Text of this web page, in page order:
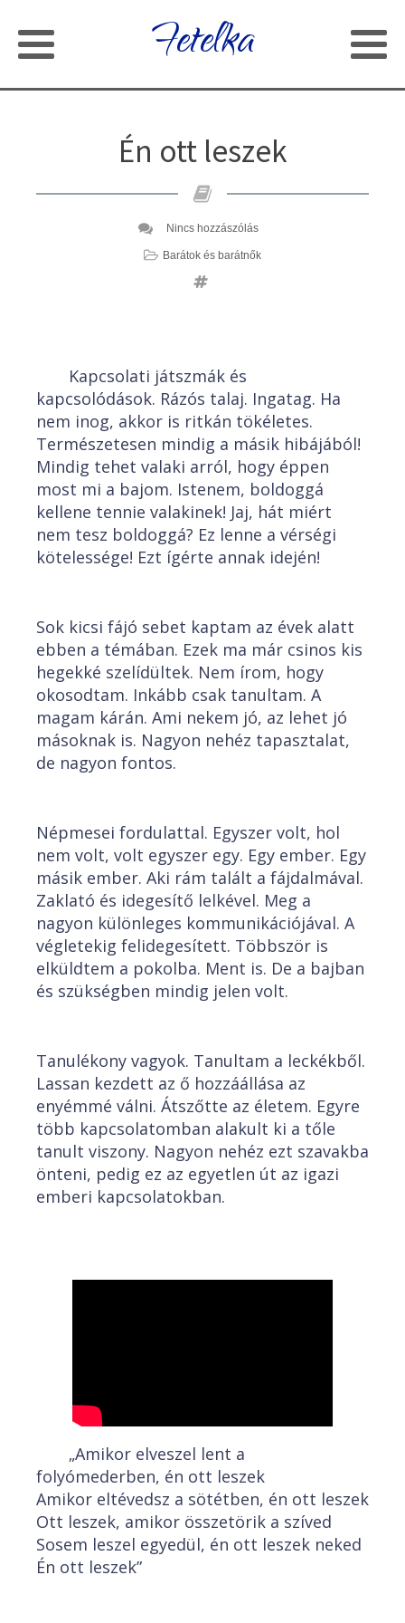
Fetelka
Én ott leszek
Nincs hozzászólás
Barátok és barátnők
Kapcsolati játszmák és
kapcsolódások. Rázós talaj. Ingatag. Ha
nem inog, akkor is ritkán tökéletes.
Természetesen mindig a másik hibájából!
Mindig tehet valaki arról, hogy éppen
most mi a bajom. Istenem, boldoggá
kellene tennie valakinek! Jaj, hát miért
nem tesz boldoggá? Ez lenne a vérségi
kötelessége! Ezt ígérte annak idején!
Sok kicsi fájó sebet kaptam az évek alatt
ebben a témában. Ezek ma már csinos kis
hegekké szelídültek. Nem írom, hogy
okosodtam. Inkább csak tanultam. A
magam kárán. Ami nekem jó, az lehet jó
másoknak is. Nagyon nehéz tapasztalat,
de nagyon fontos.
Népmesei fordulattal. Egyszer volt, hol
nem volt, volt egyszer egy. Egy ember. Egy
másik ember. Aki rám talált a fájdalmával.
Zaklató és idegesítő lelkével. Meg a
nagyon különleges kommunikációjával. A
végletekig felidegesített. Többször is
elküldtem a pokolba. Ment is. De a bajban
és szükségben mindig jelen volt.
Tanulékony vagyok. Tanultam a leckékből.
Lassan kezdett az ő hozzáállása az
enyémmé válni. Átszőtte az életem. Egyre
több kapcsolatomban alakult ki a tőle
tanult viszony. Nagyon nehéz ezt szavakba
önteni, pedig ez az egyetlen út az igazi
emberi kapcsolatokban.
„Amikor elveszel lent a
folyómederben, én ott leszek
Amikor eltévedsz a sötétben, én ott leszek
Ott leszek, amikor összetörik a szíved
Sosem leszel egyedül, én ott leszek neked
Én ott leszek”